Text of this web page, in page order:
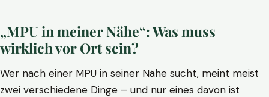
„MPU in meiner Nähe“: Was muss
wirklich vor Ort sein?
Wer nach einer MPU in seiner Nähe sucht, meint meist
zwei verschiedene Dinge – und nur eines davon ist